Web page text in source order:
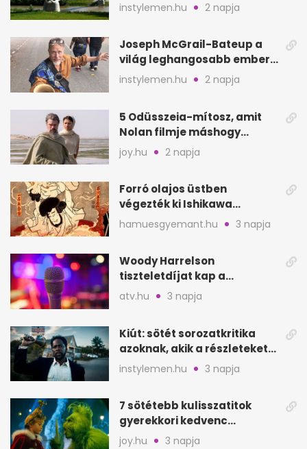
hely
instylemen.hu 2 napja
Joseph McGrail-Bateup a
világ leghangosabb embere
lett Ausztráliából
instylemen.hu 2 napja
5 Odüsszeia-mítosz, amit
Nolan filmje máshogy
mutat, mint Homérosz
joy.hu 2 napja
Forró olajos üstben
végezték ki Ishikawa
Goemont, Japán Robin
Hoodját
hamuesgyemant.hu 3 napja
Woody Harrelson
tiszteletdíjat kap a
Szarajevói Filmfesztiválon
atv.hu 3 napja
Kiút: sötét sorozatkritika
azoknak, akik a részleteket
keresik
instylemen.hu 3 napja
7 sötétebb kulisszatitok
gyerekkori kedvenc
filmjeinkről a Joy szerint
joy.hu 3 napja